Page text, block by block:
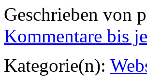
Geschrieben von
Kommentare bis
Kategorie(n):